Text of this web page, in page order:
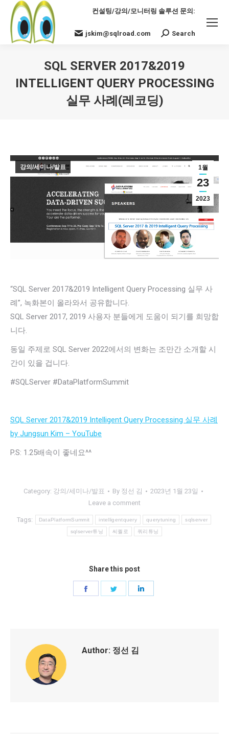
컨설팅/강의/모니터링 솔루션 문의:
jskim@sqlroad.com Search:
Search
SQL SERVER 2017&2019
INTELLIGENT QUERY PROCESSING
실무 사례(레코딩)
1월
23
2023
강의/세미나/발표
“SQL Server 2017&2019 Intelligent Query Processing 실무 사
례”, 녹화본이 올라와서 공유합니다.
SQL Server 2017, 2019 사용자 분들에게 도움이 되기를 희망합
니다.
동일 주제로 SQL Server 2022에서의 변화는 조만간 소개할 시
간이 있을 겁니다.
#SQLServer #DataPlatformSummit
SQL Server 2017&2019 Intelligent Query Processing 실무 사례
by Jungsun Kim – YouTube
P.S: 1.25배속이 좋네요^^
Category: 강의/세미나/발표 By 정선 김
2023년 1월 23일
Leave a comment
Tags: DataPlatformSummit intelligentquery querytuning sqlserver
sqlserver튜닝 씨퀄로 쿼리튜닝
Share this post
Share
Author: 정선 김